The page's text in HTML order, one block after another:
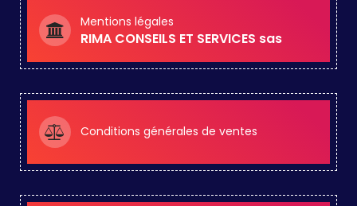
Mentions légales
RIMA CONSEILS ET SERVICES sas
Conditions générales de ventes